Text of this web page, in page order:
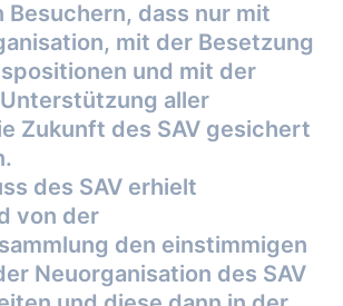
Besuchern, dass nur mit
mit der Besetzung
und mit der
Unterstützung aller
Zukunft des SAV gesichert
des SAV erhielt
von der
den einstimmigen
Neuorganisation des SAV